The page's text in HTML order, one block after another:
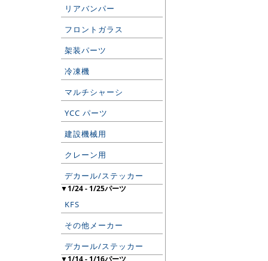
リアバンパー
フロントガラス
架装パーツ
冷凍機
マルチシャーシ
YCC パーツ
建設機械用
クレーン用
デカール/ステッカー
▼1/24 - 1/25パーツ
KFS
その他メーカー
デカール/ステッカー
▼1/14 - 1/16パーツ